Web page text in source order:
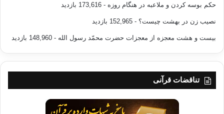
حکم بوسه کردن و ملاعبه در هنگام روزه - 173,616 بازدید
نصیب زن در بهشت چیست؟ - 152,965 بازدید
بیست و هشت معجزه از معجزات حضرت محمّد رسول الله - 148,960 بازدید
تناقضات قرآنی